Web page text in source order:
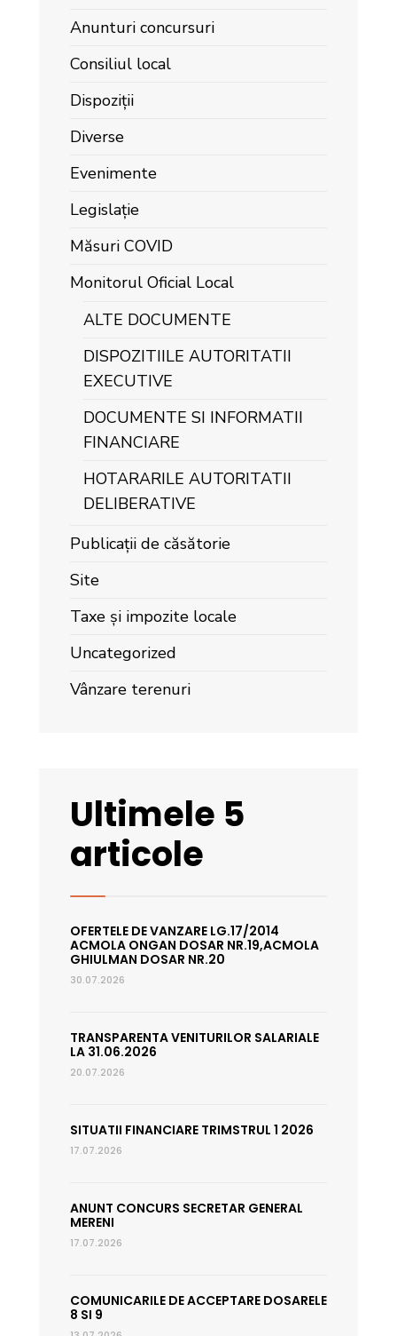
Anunturi concursuri
Consiliul local
Dispoziții
Diverse
Evenimente
Legislație
Măsuri COVID
Monitorul Oficial Local
ALTE DOCUMENTE
DISPOZITIILE AUTORITATII
EXECUTIVE
DOCUMENTE SI INFORMATII
FINANCIARE
HOTARARILE AUTORITATII
DELIBERATIVE
Publicații de căsătorie
Site
Taxe și impozite locale
Uncategorized
Vânzare terenuri
Ultimele 5
articole
OFERTELE DE VANZARE LG.17/2014
ACMOLA ONGAN DOSAR NR.19,ACMOLA
GHIULMAN DOSAR NR.20
30.07.2026
TRANSPARENTA VENITURILOR SALARIALE
LA 31.06.2026
20.07.2026
SITUATII FINANCIARE TRIMSTRUL 1 2026
17.07.2026
ANUNT CONCURS SECRETAR GENERAL
MERENI
17.07.2026
COMUNICARILE DE ACCEPTARE DOSARELE
8 SI 9